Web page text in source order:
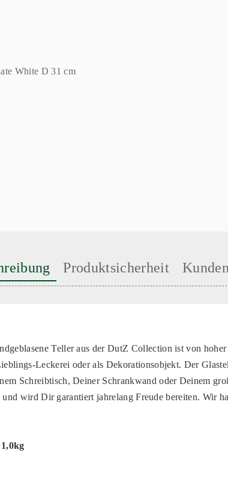
Produktsicherheit
Teller aus der DutZ Collection ist von
Leckerei oder als Dekorationsobjekt. Der
Schreibtisch, Deiner Schrankwand oder Deinem
wird Dir garantiert jahrelang Freude bereiten. Wir